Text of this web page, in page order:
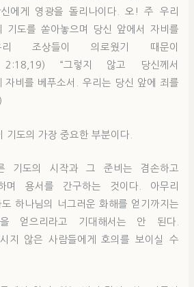
에게 영광을 돌리나이다. 오! 주 우리
기도를 쏟아놓으며 당신 앞에서 자비를
조상들이 의로웠기 때문이
2:18,19) “그렇지 않고 당신께서
자비를 베푸소서. 우리는 당신 앞에 죄를
기도의 가장 중요한 부분이다.
기도의 시작과 그 준비는 겸손하고
며 용서를 간구하는 것이다. 아무리
하나님의 너그러운 화해를 얻기까지는
을 얻으리라고 기대해서는 안 된다.
지 않은 사람들에게 호의를 보이실 수